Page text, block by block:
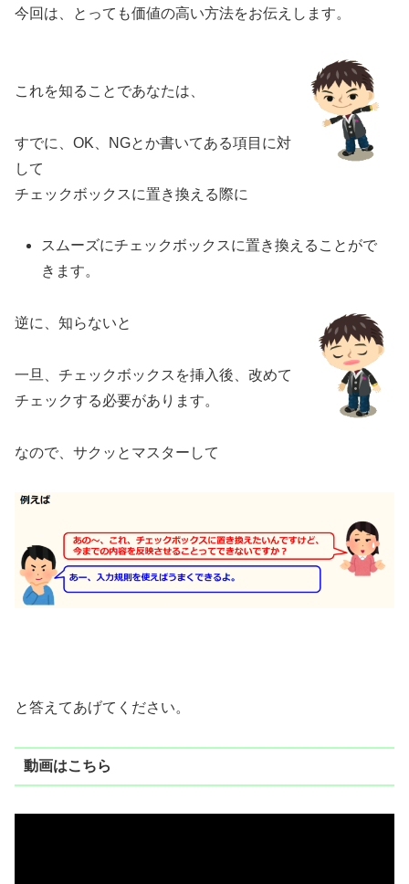
今回は、とっても価値の高い方法をお伝えします。
これを知ることであなたは、
すでに、OK、NGとか書いてある項目に対
して
チェックボックスに置き換える際に
スムーズにチェックボックスに置き換えることがで
きます。
逆に、知らないと
一旦、チェックボックスを挿入後、改めて
チェックする必要があります。
なので、サクッとマスターして
と答えてあげてください。
動画はこちら